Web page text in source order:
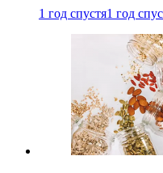
1 год спустя1 год